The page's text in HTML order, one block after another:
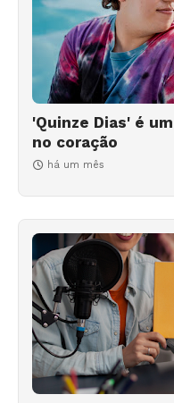
'Quinze Dias' é
no coração
há um mês